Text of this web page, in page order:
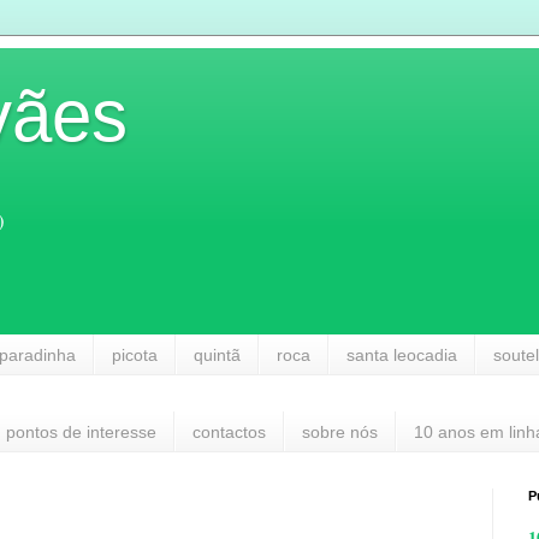
picota quintã roca santa leocadia
pontos de interesse contactos sobre nós 10 anos em